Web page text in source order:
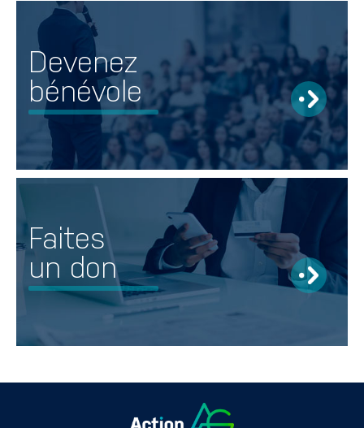
Devenez
bénévole
Faites
un don